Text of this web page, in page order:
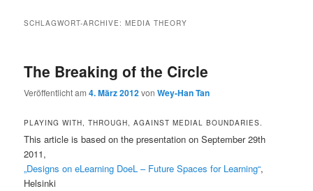
SCHLAGWORT-ARCHIVE:MEDIA THEORY
The Breaking of the Circle
Veröffentlicht am4. März 2012vonWey-Han Tan
PLAYING WITH, THROUGH, AGAINST MEDIAL BOUNDARIES.
This article is based on the presentation on September 29th
2011,
„Designs on eLearning DoeL – Future Spaces for Learning“,
Helsinki